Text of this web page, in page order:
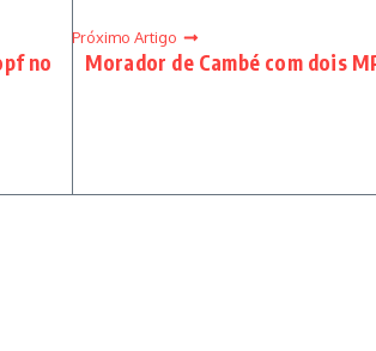
no
Próximo Artigo
Morador de Cambé com dois